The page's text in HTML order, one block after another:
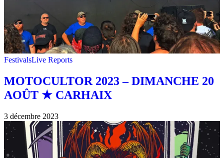
FestivalsLive Reports
MOTOCULTOR 2023 – DIMANCHE 20
AOÛT ★ CARHAIX
3 décembre 2023